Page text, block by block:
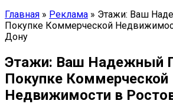
Главная » Реклама » Этажи: Ваш
Покупке Коммерческой
Дону
Этажи: Ваш Надежный
Покупке Коммерческой
Недвижимости в